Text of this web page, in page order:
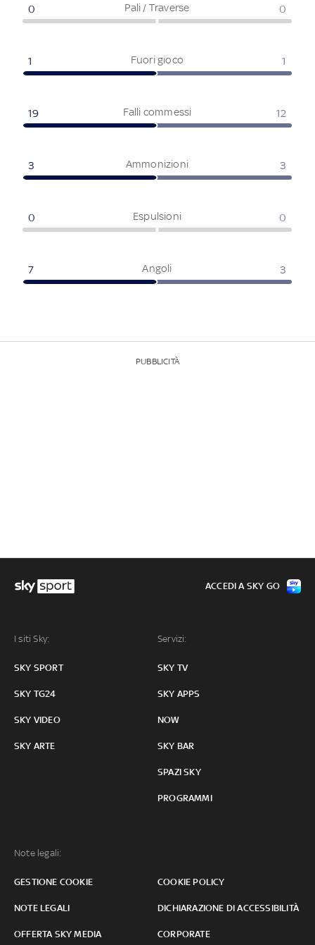
Pali / Traverse
0 0
Fuori gioco
1 1
Falli commessi
19 12
Ammonizioni
3 3
Espulsioni
0 0
Angoli
7 3
PUBBLICITÀ
I siti Sky:
SKY SPORT
SKY TG24
SKY VIDEO
SKY ARTE
Servizi:
SKY TV
SKY APPS
NOW
SKY BAR
SPAZI SKY
PROGRAMMI
Note legali:
GESTIONE COOKIE COOKIE POLICY
NOTE LEGALI DICHIARAZIONE DI ACCESSIBILITÀ
OFFERTA SKY MEDIA CORPORATE
ACCEDI A SKY GO